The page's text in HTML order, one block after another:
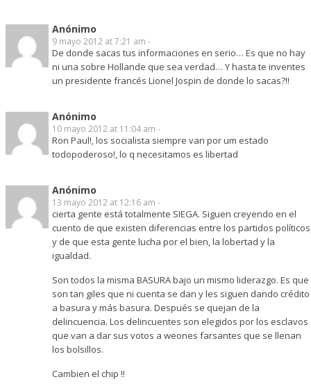
Anónimo
9 mayo 2012 at 7:21 am -
De donde sacas tus informaciones en serio… Es que no hay
ni una sobre Hollande que sea verdad… Y hasta te inventes
un presidente francés Lionel Jospin de donde lo sacas?!!
Anónimo
10 mayo 2012 at 11:04 am -
Ron Paul!, los socialista siempre van por um estado
todopoderoso!, lo q necesitamos es libertad
Anónimo
13 mayo 2012 at 12:16 am -
cierta gente está totalmente SIEGA. Siguen creyendo en el
cuento de que existen diferencias entre los partidos
y de que esta gente lucha por el bien, la lobertad y la
igualdad.
Son todos la misma BASURA bajo un mismo liderazgo. Es que
son tan giles que ni cuenta se dan y les siguen dando crédito
a basura y más basura. Después se quejan de la
delincuencia. Los delincuentes son elegidos por los esclavos
que van a dar sus votos a weones farsantes que se llenan
los bolsillos.
Cambien el chip !!